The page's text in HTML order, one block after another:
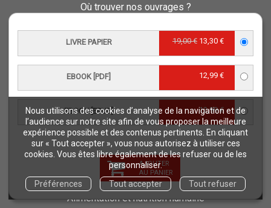
Nous utilisons des cookies d’analyse de la navigation et de
l’audience sur notre site afin de vous proposer la meilleure
expérience possible et des contenus pertinents. En cliquant
sur « Tout accepter », vous nous autorisez à utiliser ces
cookies. Vous êtes libre également de les refuser ou de les
personnaliser.
Préférences
Tout accepter Tout refuser
LIVRE PAPIER 19,00 € 13,30 €
EBOOK [PDF] 12,99 €
EBOOK [EPUB] 12,99 €
AJOUTER
AU PANIER
Où trouver nos ouvrages ?
Comment lire un ebook ?
Conseil scientifique et éditorial
Charte d’éthique éditoriale
Questions fréquentes
Protection de vos données personnelles - RGPD
QUAE RECRUTE
Retours et commandes
NOS THÉMATIQUES
Agriculture et productions végétales
Alimentation et nutrition humaine